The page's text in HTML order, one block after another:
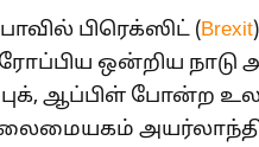
பிரெக்ஸிட் (Brexit
ஒன்றிய நாடு
ஆப்பிள் போன்ற